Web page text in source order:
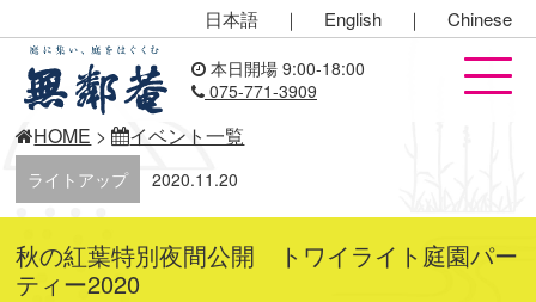
日本語 ｜ English ｜ Chinese
本日開場 9:00-18:00
075-771-3909
HOME > イベント一覧
ライトアップ 2020.11.20
秋の紅葉特別夜間公開 トワイライト庭園パー
ティー2020